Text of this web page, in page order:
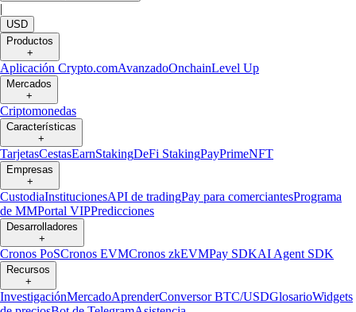
|
USD
Productos
+
Aplicación Crypto.comAvanzadoOnchainLevel Up
Mercados
+
Criptomonedas
Características
+
TarjetasCestasEarnStakingDeFi StakingPayPrimeNFT
Empresas
+
CustodiaInstitucionesAPI de tradingPay para comerciantesPrograma
de MMPortal VIPPredicciones
Desarrolladores
+
Cronos PoSCronos EVMCronos zkEVMPay SDKAI Agent SDK
Recursos
+
InvestigaciónMercadoAprenderConversor BTC/USDGlosarioWidgets